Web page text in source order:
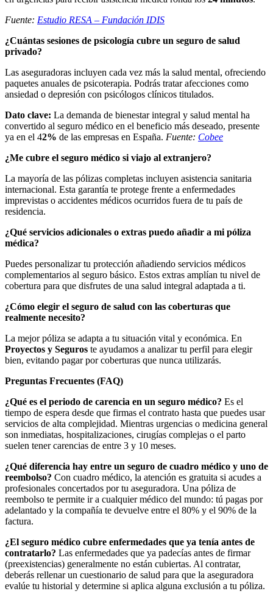
Fuente: Estudio RESA – Fundación IDIS
¿Cuántas sesiones de psicología cubre un seguro de salud
privado?
Las aseguradoras incluyen cada vez más la salud mental, ofreciendo
paquetes anuales de psicoterapia. Podrás tratar afecciones como
ansiedad o depresión con psicólogos clínicos titulados.
Dato clave: La demanda de bienestar integral y salud mental ha
convertido al seguro médico en el beneficio más deseado, presente
ya en el 42% de las empresas en España. Fuente: Cobee
¿Me cubre el seguro médico si viajo al extranjero?
La mayoría de las pólizas completas incluyen asistencia sanitaria
internacional. Esta garantía te protege frente a enfermedades
imprevistas o accidentes médicos ocurridos fuera de tu país de
residencia.
¿Qué servicios adicionales o extras puedo añadir a mi póliza
médica?
Puedes personalizar tu protección añadiendo servicios médicos
complementarios al seguro básico. Estos extras amplían tu nivel de
cobertura para que disfrutes de una salud integral adaptada a ti.
¿Cómo elegir el seguro de salud con las coberturas que
realmente necesito?
La mejor póliza se adapta a tu situación vital y económica. En
Proyectos y Seguros te ayudamos a analizar tu perfil para elegir
bien, evitando pagar por coberturas que nunca utilizarás.
Preguntas Frecuentes (FAQ)
¿Qué es el periodo de carencia en un seguro médico? Es el
tiempo de espera desde que firmas el contrato hasta que puedes usar
servicios de alta complejidad. Mientras urgencias o medicina general
son inmediatas, hospitalizaciones, cirugías complejas o el parto
suelen tener carencias de entre 3 y 10 meses.
¿Qué diferencia hay entre un seguro de cuadro médico y uno de
reembolso? Con cuadro médico, la atención es gratuita si acudes a
profesionales concertados por tu aseguradora. Una póliza de
reembolso te permite ir a cualquier médico del mundo: tú pagas por
adelantado y la compañía te devuelve entre el 80% y el 90% de la
factura.
¿El seguro médico cubre enfermedades que ya tenía antes de
contratarlo? Las enfermedades que ya padecías antes de firmar
(preexistencias) generalmente no están cubiertas. Al contratar,
deberás rellenar un cuestionario de salud para que la aseguradora
evalúe tu historial y determine si aplica alguna exclusión a tu póliza.